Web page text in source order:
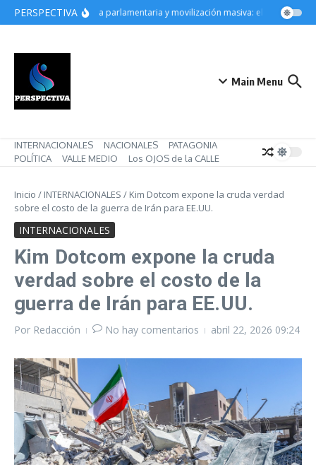
Saltar al contenido
PERSPECTIVADerrota parlamentaria y movilización masiva: el gobierno
Main Menu
INTERNACIONALES NACIONALES
PATAGONIA
POLÍTICA
VALLE MEDIO Los OJOS de la CALLE
Inicio / INTERNACIONALES / Kim Dotcom expone la cruda verdad
sobre el costo de la guerra de Irán para EE.UU.
INTERNACIONALES
Kim Dotcom expone la cruda
verdad sobre el costo de la
guerra de Irán para EE.UU.
Por Redacción No hay comentarios abril 22, 2026 09:24